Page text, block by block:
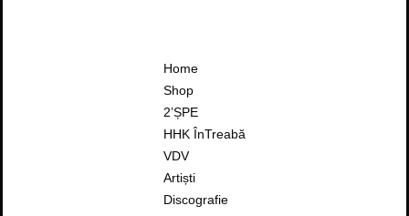
Home
Shop
2’ȘPE
HHK ÎnTreabă
VDV
Artiști
Discografie